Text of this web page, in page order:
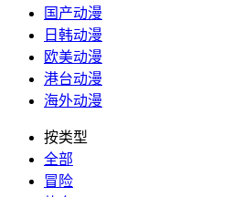
国产动漫
日韩动漫
欧美动漫
港台动漫
海外动漫
按类型
全部
冒险